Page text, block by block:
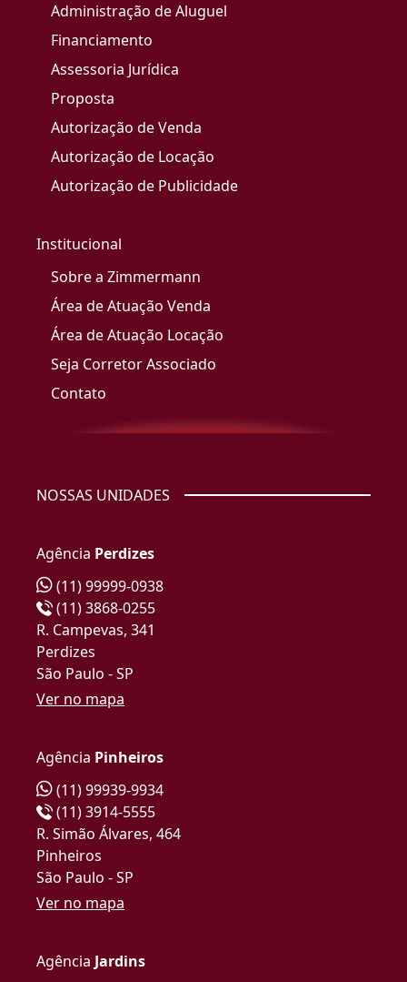
Administração de Aluguel
Financiamento
Assessoria Jurídica
Proposta
Autorização de Venda
Autorização de Locação
Autorização de Publicidade
Institucional
Sobre a Zimmermann
Área de Atuação Venda
Área de Atuação Locação
Seja Corretor Associado
Contato
NOSSAS UNIDADES
Agência Perdizes
(11) 99999-0938
(11) 3868-0255
R. Campevas, 341
Perdizes
São Paulo - SP
Ver no mapa
Agência Pinheiros
(11) 99939-9934
(11) 3914-5555
R. Simão Álvares, 464
Pinheiros
São Paulo - SP
Ver no mapa
Agência Jardins